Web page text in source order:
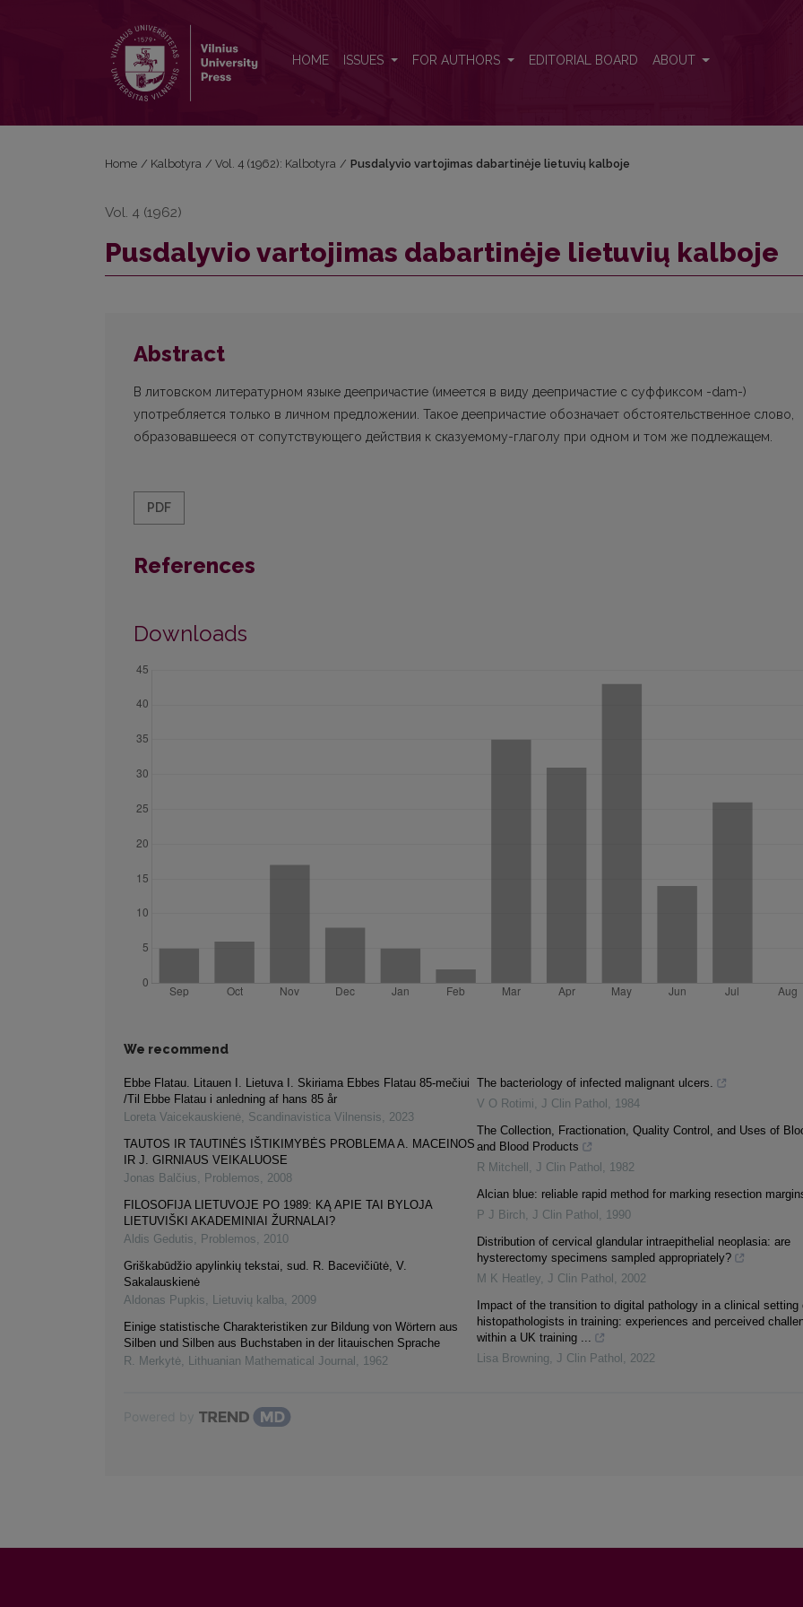
HOME ISSUES FOR AUTHORS EDITORIAL BOARD ABOUT
Home / Kalbotyra / Vol. 4 (1962): Kalbotyra / Pusdalyvio vartojimas dabartinėje lietuvių kalboje
Vol. 4 (1962)
Pusdalyvio vartojimas dabartinėje lietuvių kalboje
Abstract
В литовском литературном языке деепричастие (имеется в виду деепричастие с суффиксом -dam-)
употребляется только в личном предложении. Такое деепричастие обозначает обстоятельственное слово,
образовавшееся от сопутствующего действия к сказуемому-глаголу при одном и том же подлежащем.
PDF
References
Downloads
We recommend
Ebbe Flatau. Litauen I. Lietuva I. Skiriama Ebbes Flatau 85-mečiui
/Til Ebbe Flatau i anledning af hans 85 år
Loreta Vaicekauskienė, Scandinavistica Vilnensis, 2023
TAUTOS IR TAUTINĖS IŠTIKIMYBĖS PROBLEMA A. MACEINOS
IR J. GIRNIAUS VEIKALUOSE
Jonas Balčius, Problemos, 2008
FILOSOFIJA LIETUVOJE PO 1989: KĄ APIE TAI BYLOJA
LIETUVIŠKI AKADEMINIAI ŽURNALAI?
Aldis Gedutis, Problemos, 2010
Griškabūdžio apylinkių tekstai, sud. R. Bacevičiūtė, V.
Sakalauskienė
Aldonas Pupkis, Lietuvių kalba, 2009
Einige statistische Charakteristiken zur Bildung von Wörtern aus
Silben und Silben aus Buchstaben in der litauischen Sprache
R. Merkytė, Lithuanian Mathematical Journal , 1962
The bacteriology of infected malignant ulcers.
V O Rotimi, J Clin Pathol , 1984
The Collection, Fractionation, Quality Control, and Uses of
and Blood Products
R Mitchell , J Clin Pathol , 1982
Alcian blue: reliable rapid method for marking resection
P J Birch, J Clin Pathol , 1990
Distribution of cervical glandular intraepithelial neoplasia: are
hysterectomy specimens sampled appropriately?
M K Heatley, J Clin Pathol , 2002
Impact of the transition to digital pathology in a clinical setting
histopathologists in training: experiences and perceived
within a UK training ...
Lisa Browning, J Clin Pathol , 2022